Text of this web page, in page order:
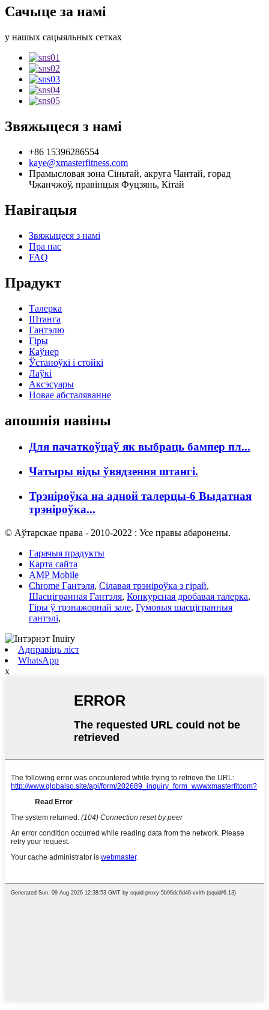
Сачыце за намі
у нашых сацыяльных сетках
Звяжыцеся з намі
+86 15396286554
kaye@xmasterfitness.com
Прамысловая зона Сіньтай, акруга Чантай, горад
Чжанчжоў, правінцыя Фуцзянь, Кітай
Навігацыя
Звяжыцеся з намі
Пра нас
FAQ
Прадукт
Талерка
Штанга
Гантэлю
Гіры
Каўнер
Ўстаноўкі і стойкі
Лаўкі
Аксэсуары
Новае абсталяванне
апошнія навіны
Для пачаткоўцаў як выбраць бампер пл...
Чатыры віды ўвядзення штангі.
Трэніроўка на адной талерцы-6 Выдатная
трэніроўка...
© Аўтарскае права - 2010-2022 : Усе правы абаронены.
Гарачыя прадукты
Карта сайта
AMP Mobile
Chrome Гантэля, Сілавая трэніроўка з гірай,
Шасцігранная Гантэля, Конкурсная дробавая талерка,
Гіры ў трэнажорнай зале, Гумовыя шасцігранныя
гантэлі,
Адправіць ліст
WhatsApp
x